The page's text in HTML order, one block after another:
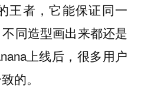
王者，它能保证同一
同造型画出来都还是
上线后，很多用户
的。